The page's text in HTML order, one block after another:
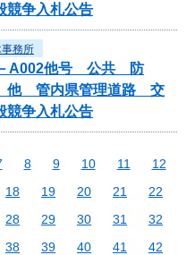
競争入札公告
務所
－A002他号 公共 防
他 管内県管理道路 交
競争入札公告
8 9 10 11
12
18 19 20 21
22
28 29 30 31
32
38 39 40 41
42